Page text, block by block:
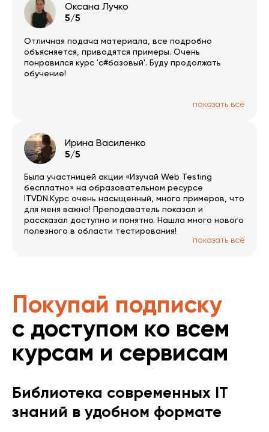
Оксана Лучко
5/5
Отличная подача материала, все подробно
объясняется, приводятся примеры. Очень
понравился курс 'c#базовый'. Буду продолжать
обучение!
показать всё
Ирина Василенко
5/5
Была участницей акции «Изучай Web Testing
бесплатно» на образовательном ресурсе
ITVDN.Курс очень насыщенный, много примеров, что
для меня важно! Преподаватель показал и
рассказал доступно и понятно. Нашла много нового
полезного в области тестирования!
показать всё
Покупай подписку
с доступом ко всем
курсам и сервисам
Библиотека современных IT
знаний в удобном формате